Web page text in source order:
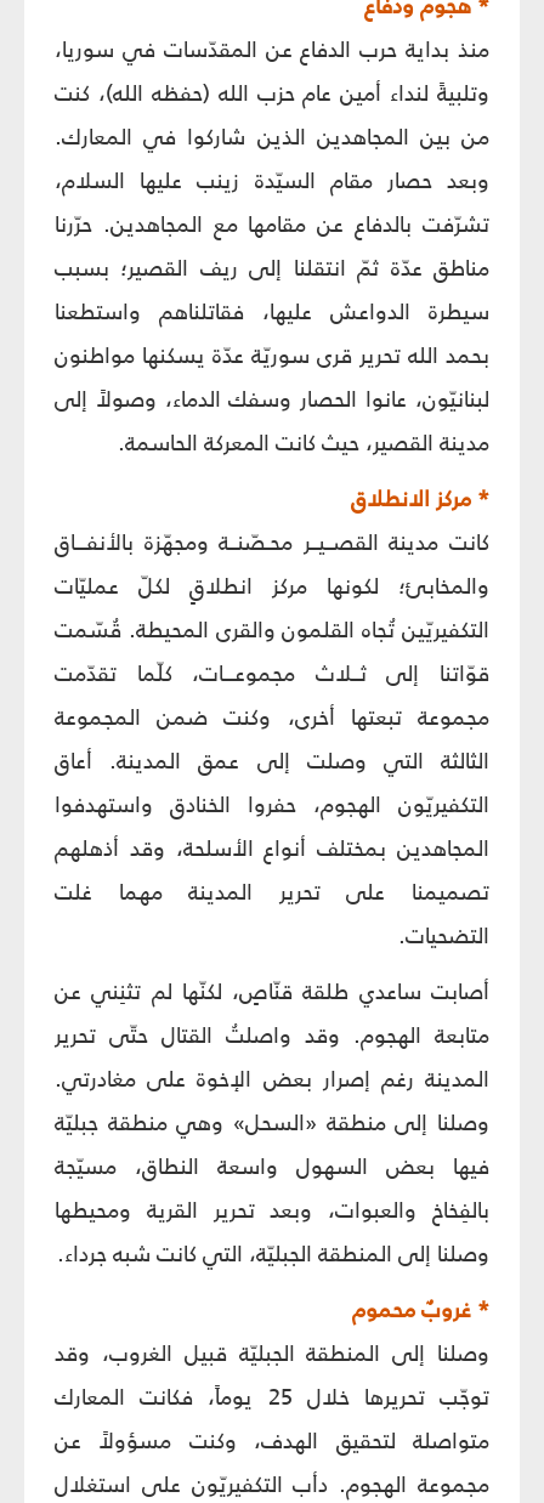
منذ بداية حرب الدفاع عن المقدّسات في سوريا،
وتلبيةً لنداء أمين عام حزب الله (حفظه الله)، كنت
من بين المجاهدين الذين شاركوا في المعارك.
وبعد حصار مقام السيّدة زينب عليها السلام،
تشرّفت بالدفاع عن مقامها مع المجاهدين. حرّرنا
مناطق عدّة ثمّ انتقلنا إلى ريف القصير؛ بسبب
سيطرة الدواعش عليها، فقاتلناهم واستطعنا
بحمد الله تحرير قرى سوريّة عدّة يسكنها مواطنون
لبنانيّون، عانوا الحصار وسفك الدماء، وصولاً إلى
مدينة القصير، حيث كانت المعركة الحاسمة.
* مركز الانطلاق
كانت مدينة القصــيــر محـصّنــة ومجهّزة بالأنفـــاق
والمخابئ؛ لكونها مركز انطلاقٍ لكلّ عمليّات
التكفيريّين تُجاه القلمون والقرى المحيطة. قُسّمت
قوّاتنا إلى ثــلاث مجموعـــات، كلّما تقدّمت
مجموعة تبعتها أخرى، وكنت ضمن المجموعة
الثالثة التي وصلت إلى عمق المدينة. أعاق
التكفيريّون الهجوم، حفروا الخنادق واستهدفوا
المجاهدين بمختلف أنواع الأسلحة، وقد أذهلهم
تصميمنا على تحرير المدينة مهما غلت
التضحيات.
أصابت ساعدي طلقة قنّاصٍ، لكنّها لم تثنِني عن
متابعة الهجوم. وقد واصلتُ القتال حتّى تحرير
المدينة رغم إصرار بعض الإخوة على مغادرتي.
وصلنا إلى منطقة «السحل» وهي منطقة جبليّة
فيها بعض السهول واسعة النطاق، مسيّجة
بالفِخاخ والعبوات، وبعد تحرير القرية ومحيطها
وصلنا إلى المنطقة الجبليّة، التي كانت شبه جرداء.
* غروبٌ محموم
وصلنا إلى المنطقة الجبليّة قبيل الغروب، وقد
توجّب تحريرها خلال 25 يوماً، فكانت المعارك
متواصلة لتحقيق الهدف، وكنت مسؤولاً عن
مجموعة الهجوم. دأب التكفيريّون على استغلال